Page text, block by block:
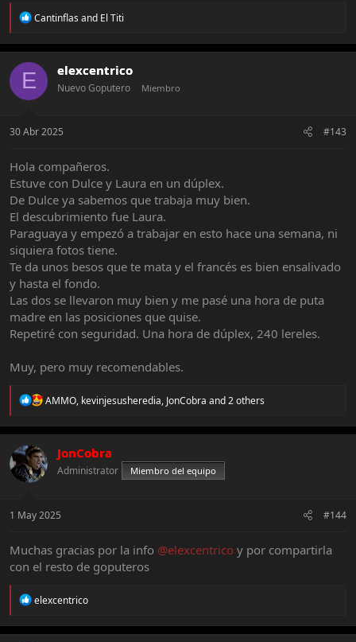
R
a
c
t
i
o
:
Cantinflas and El Titi
E elexcentrico
Nuevo Goputero Miembro
30 Abr 2025 #143
Hola compañeros.
Estuve con Dulce y Laura en un dúplex.
De Dulce ya sabemos que trabaja muy bien.
El descubrimiento fue Laura.
Paraguaya y empezó a trabajar en esto hace una semana, ni
siquiera fotos tiene.
Te da unos besos que te mata y el francés es bien ensalivado
y hasta el fondo.
Las dos se llevaron muy bien y me pasé una hora de puta
madre en las posiciones que quise.
Repetiré con seguridad. Una hora de dúplex, 240 lereles.
Muy, pero muy recomendables.
R
a
c
i
o
:
AMMO, kevinjesusheredia, JonCobra and 2 others
JonCobra
Administrator Miembro del equipo
1 May 2025 #144
Muchas gracias por la info @elexcentrico y por compartirla
con el resto de goputeros
R
a
c
elexcentrico